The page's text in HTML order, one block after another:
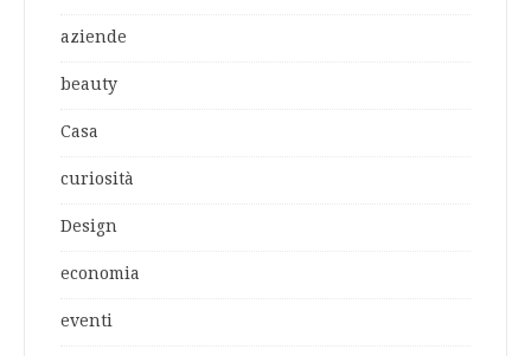
aziende
beauty
Casa
curiosità
Design
economia
eventi